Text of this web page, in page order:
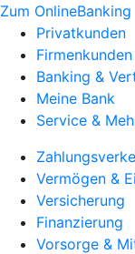
Zum OnlineBanking
Privatkunden
Firmenkunden
Banking &
Meine Bank
Service &
Vermögen &
Versicherung
Finanzierung
Vorsorge &